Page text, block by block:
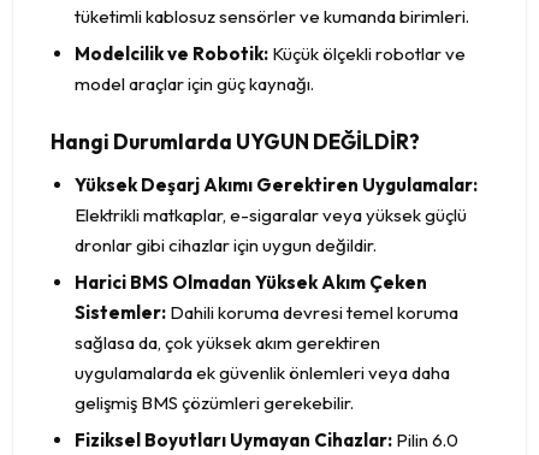
tüketimli kablosuz sensörler ve kumanda birimleri.
Modelcilik ve Robotik: Küçük ölçekli robotlar ve
model araçlar için güç kaynağı.
Hangi Durumlarda UYGUN DEĞİLDİR?
Yüksek Deşarj Akımı Gerektiren Uygulamalar:
Elektrikli matkaplar, e-sigaralar veya yüksek güçlü
dronlar gibi cihazlar için uygun değildir.
Harici BMS Olmadan Yüksek Akım Çeken
Sistemler: Dahili koruma devresi temel koruma
sağlasa da, çok yüksek akım gerektiren
uygulamalarda ek güvenlik önlemleri veya daha
gelişmiş BMS çözümleri gerekebilir.
Fiziksel Boyutları Uymayan Cihazlar: Pilin 6.0